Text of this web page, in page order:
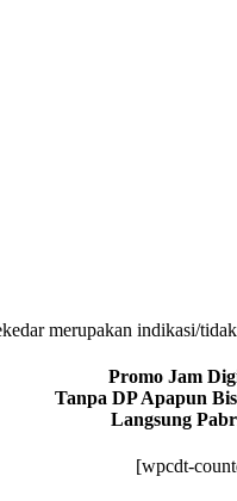
merupakan indikasi/
Promo Jam
Tanpa DP Apapun
Langsung
[wpcdt-